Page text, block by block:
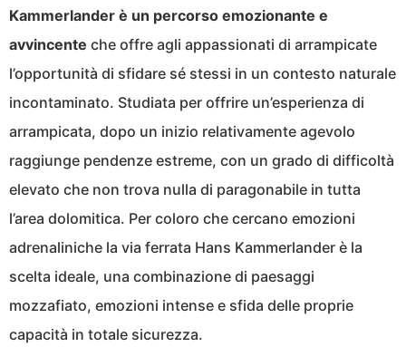
Kammerlander è un percorso emozionante e
avvincente che offre agli appassionati di arrampicate
l’opportunità di sfidare sé stessi in un contesto naturale
incontaminato. Studiata per offrire un’esperienza di
arrampicata, dopo un inizio relativamente agevolo
raggiunge pendenze estreme, con un grado di difficoltà
elevato che non trova nulla di paragonabile in tutta
l’area dolomitica. Per coloro che cercano emozioni
adrenaliniche la via ferrata Hans Kammerlander è la
scelta ideale, una combinazione di paesaggi
mozzafiato, emozioni intense e sfida delle proprie
capacità in totale sicurezza.